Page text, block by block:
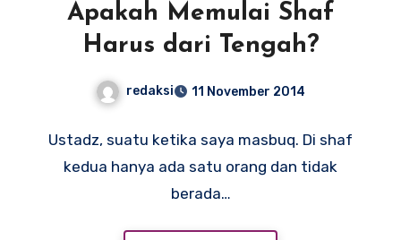
Apakah Memulai Shaf
Harus dari Tengah?
redaksi 11 November 2014
Ustadz, suatu ketika saya masbuq. Di shaf
kedua hanya ada satu orang dan tidak
berada…